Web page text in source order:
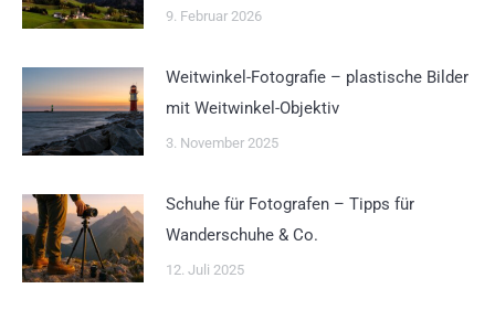
9. Februar 2026
Weitwinkel-Fotografie – plastische Bilder
mit Weitwinkel-Objektiv
3. November 2025
Schuhe für Fotografen – Tipps für
Wanderschuhe & Co.
12. Juli 2025